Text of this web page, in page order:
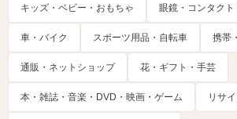
キッズ・ベビー・おもちゃ 眼鏡・コンタク
車・バイク スポーツ用品・自転車 携帯
通販・ネットショップ 花・ギフト・手芸
本・雑誌・音楽・DVD・映画・ゲーム リサ